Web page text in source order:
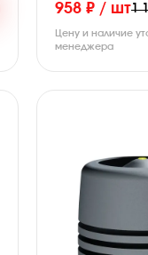
958 ₽ / шт1
Цену и наличие
менеджера